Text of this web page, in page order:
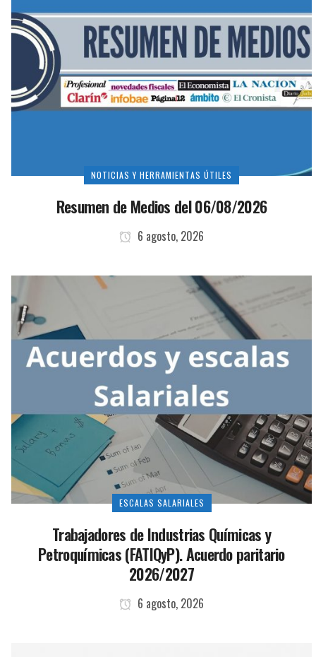
NOTICIAS Y HERRAMIENTAS ÚTILES
Resumen de Medios del 06/08/2026
6 agosto, 2026
ESCALAS SALARIALES
Trabajadores de Industrias Químicas y
Petroquímicas (FATIQyP). Acuerdo paritario
2026/2027
6 agosto, 2026